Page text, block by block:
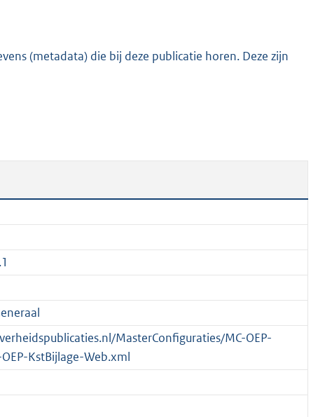
(metadata) die bij deze publicatie horen. Deze zijn
MasterConfiguraties/MC-OEP-
KstBijlage-Web.xml